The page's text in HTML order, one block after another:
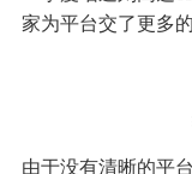
家为平台交了更多
由于没有清晰的平